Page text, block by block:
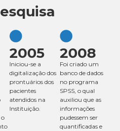
2005
Iniciou-se a
digitalização dos
prontuários dos
pacientes
atendidos na
Instituição.
2008
Foi criado um
banco de dados
no programa
SPSS, o qual
auxiliou que as
informações
pudessem ser
quantificadas e